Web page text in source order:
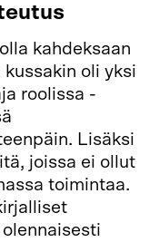
kahdeksaan
oli yksi
roolissa -
Lisäksi
joissa ei ollut
toimintaa.